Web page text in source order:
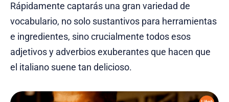
Rápidamente captarás una gran variedad de
vocabulario, no solo sustantivos para herramientas
e ingredientes, sino crucialmente todos esos
adjetivos y adverbios exuberantes que hacen que
el italiano suene tan delicioso.